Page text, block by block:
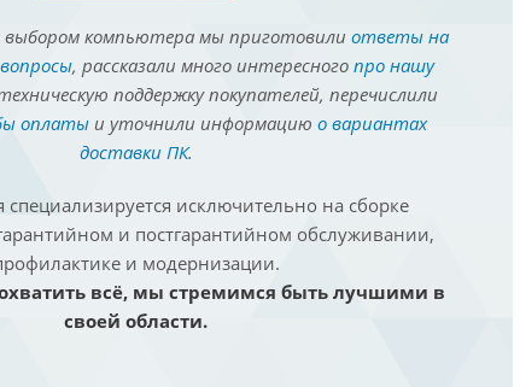
компьютера мы приготовили ответы на
, рассказали много интересного про нашу
поддержку покупателей, перечислили
оплатыи уточнили информацию о вариантах
доставки ПК.
исключительно на сборке
и постгарантийном обслуживании,
и модернизации.
всё, мы стремимся быть лучшими в
своей области.